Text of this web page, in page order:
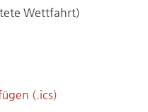
Wettfahrt)
(.ics)